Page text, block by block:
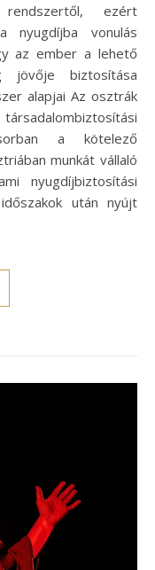
ezért
nyugdíjba vonulás
az ember a lehető
jövője biztosítása
alapjai Az osztrák
a kötelező
munkát vállaló
nyugdíjbiztosítási
után nyújt